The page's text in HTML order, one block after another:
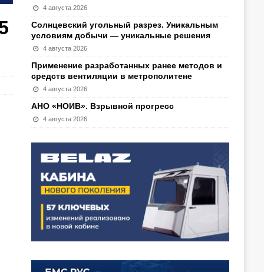
4 августа 2026
Солнцевский угольный разрез. Уникальным
условиям добычи — уникальные решения
4 августа 2026
Применение разработанных ранее методов и
средств вентиляции в метрополитене
4 августа 2026
АНО «НОИВ». Взрывной прогресс
4 августа 2026